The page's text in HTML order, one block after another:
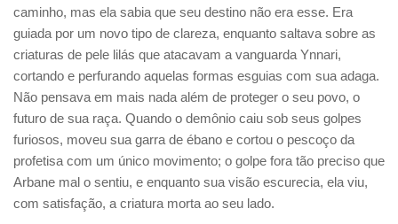
caminho, mas ela sabia que seu destino não era esse. Era
guiada por um novo tipo de clareza, enquanto saltava sobre as
criaturas de pele lilás que atacavam a vanguarda Ynnari,
cortando e perfurando aquelas formas esguias com sua adaga.
Não pensava em mais nada além de proteger o seu povo, o
futuro de sua raça. Quando o demônio caiu sob seus golpes
furiosos, moveu sua garra de ébano e cortou o pescoço da
profetisa com um único movimento; o golpe fora tão preciso que
Arbane mal o sentiu, e enquanto sua visão escurecia, ela viu,
com satisfação, a criatura morta ao seu lado.